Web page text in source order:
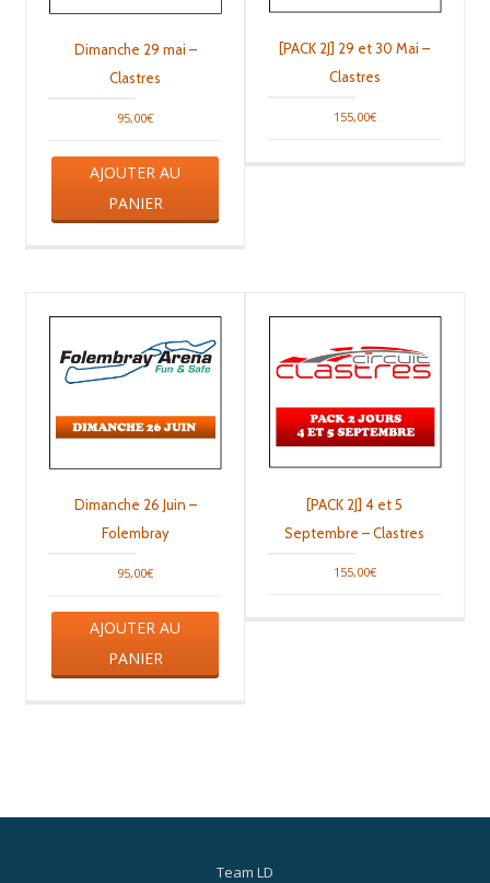
Dimanche 29 mai –
Clastres
95,00€
AJOUTER AU
PANIER
[PACK 2J] 29 et 30 Mai –
Clastres
155,00€
Dimanche 26 Juin –
Folembray
95,00€
AJOUTER AU
PANIER
[PACK 2J] 4 et 5
Septembre – Clastres
155,00€
Team LD